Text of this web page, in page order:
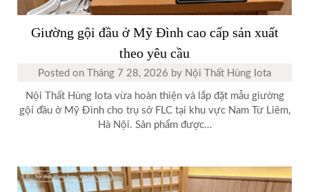
Giường gội đầu ở Mỹ Đình cao cấp sản xuất
theo yêu cầu
Posted on Tháng 7 28, 2026 by Nội Thất Hùng Iota
Nội Thất Hùng Iota vừa hoàn thiện và lắp đặt mẫu giường
gội đầu ở Mỹ Đình cho trụ sở FLC tại khu vực Nam Từ Liêm,
Hà Nội. Sản phẩm được…